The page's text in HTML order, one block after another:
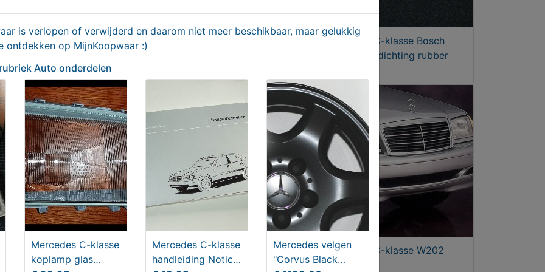
4 Master Edition
Mercedes C-klasse Bosch
koplamp afdichting rubber
C-klasse facelift
afdekking zwart
Ruitenwisser Bosch TWIN
Mercedes C-klasse W202
Grille
is verlopen of verwijderd en daarom niet meer beschikbaar, maar gelukkig
ontdekken op MijnKoopwaar :)
Auto onderdelen
Mercedes C-klasse
koplamp glas
Mercedes C-klasse
handleiding Notice
Mercedes velgen
"Corvus Black